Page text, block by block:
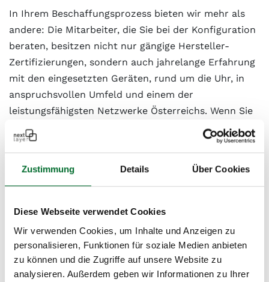
Zustimmung Details Über Cookies
Diese Webseite verwendet Cookies
Wir verwenden Cookies, um Inhalte und Anzeigen zu
personalisieren, Funktionen für soziale Medien anbieten
zu können und die Zugriffe auf unsere Website zu
analysieren. Außerdem geben wir Informationen zu Ihrer
In Ihrem Beschaffungsprozess bieten wir mehr als
andere: Die Mitarbeiter, die Sie bei der Konfiguration
beraten, besitzen nicht nur gängige Hersteller-
Zertifizierungen, sondern auch jahrelange Erfahrung
mit den eingesetzten Geräten, rund um die Uhr, in
anspruchsvollen Umfeld und einem der
leistungsfähigsten Netzwerke Österreichs. Wenn Sie
Ihre Hardware lieber mieten als kaufen – für gängige
Produkte können wir auch hier ein Angebot erstellen,
Anforderungen am besten entsprechende Lösung zu
Zeit für Sie.